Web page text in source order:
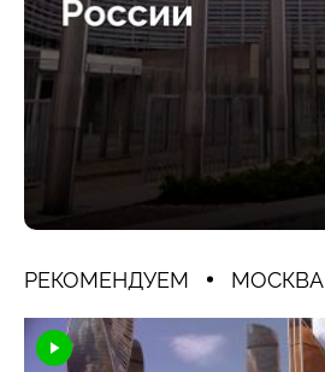
РЕКОМЕНДУЕМ МОСКВА